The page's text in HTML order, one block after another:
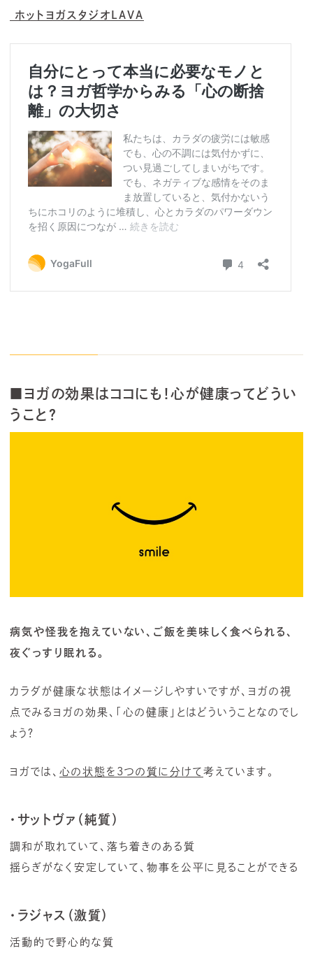
ホットヨガスタジオLAVA
■ヨガの効果はココにも！心が健康ってどうい
うこと？
病気や怪我を抱えていない、ご飯を美味しく食べられる、
夜ぐっすり眠れる。
カラダが健康な状態はイメージしやすいですが、ヨガの視
点でみるヨガの効果、「心の健康」とはどういうことなのでし
ょう？
ヨガでは、 心の状態を3つの質に分けて 考えています。
・サットヴァ（純質）
調和が取れていて、落ち着きのある質
揺らぎがなく安定していて、物事を公平に見ることができる
・ラジャス（激質）
活動的で野心的な質